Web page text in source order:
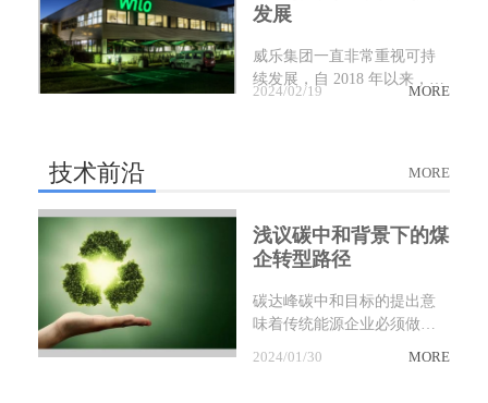
是到 2030 年减少科隆的温室
气体排放并实现巴黎气候协
议的目标；到 2045 年实现净
零排放运营。
发展
威乐集团一直非常重视可持
续发展，自 2018 年以来，在
全球生产基地的二氧化碳排
2024/02/19 MORE
技术前沿 MORE
浅议碳中和背景下的煤
企转型路径
碳达峰碳中和目标的提出意
味着传统能源企业必须做出
2024/01/30 MORE